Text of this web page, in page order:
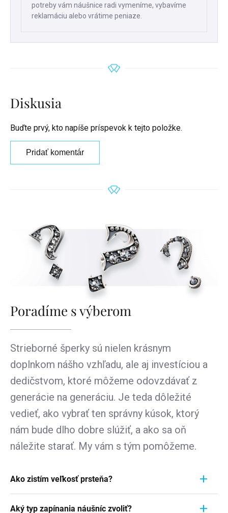
potreby vám náušnice radi vymeníme, vybavíme
reklamáciu alebo vrátime peniaze.
Diskusia
Buďte prvý, kto napíše príspevok k tejto položke.
Pridať komentár
Poradíme s výberom
Strieborné šperky sú nielen krásnym
doplnkom nášho vzhľadu, ale aj investíciou a
dedičstvom, ktoré môžeme odovzdávať z
generácie na generáciu. Je teda dôležité
vedieť, ako vybrať ten správny kúsok, ktorý
nám bude dlho dobre slúžiť, a ako sa oň
náležite starať. My vám s tým pomôžeme.
Ako zistím veľkosť prsteňa?
Aký typ zapínania náušníc zvoliť?